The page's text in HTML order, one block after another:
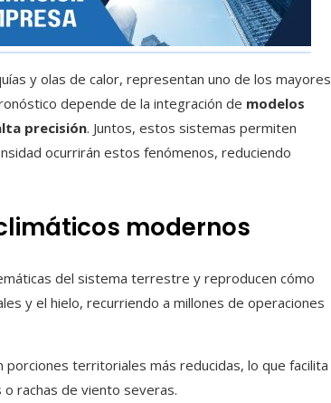
y olas de calor, representan uno de los mayores
depende de la integración de modelos
precisión. Juntos, estos sistemas permiten
ocurrirán estos fenómenos, reduciendo
modernos
del sistema terrestre y reproducen cómo
y el hielo, recurriendo a millones de operaciones
porciones territoriales más reducidas, lo que facilita
rachas de viento severas.